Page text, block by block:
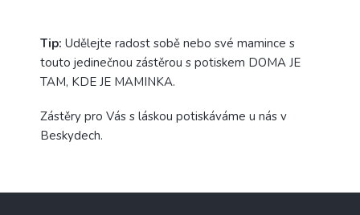
Tip: Udělejte radost sobě nebo své mamince s
touto jedinečnou zástěrou s potiskem DOMA JE
TAM, KDE JE MAMINKA.
Zástěry pro Vás s láskou potiskáváme u nás v
Beskydech.